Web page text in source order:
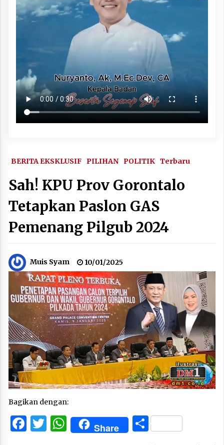
BERITA EKSKLUSIF PILIHAN POLITIK Terbaru
Sah! KPU Prov Gorontalo
Tetapkan Paslon GAS
Pemenang Pilgub 2024
Muis Syam 10/01/2025
Bagikan dengan:
Facebook
Twitter
WhatsApp
Share Share